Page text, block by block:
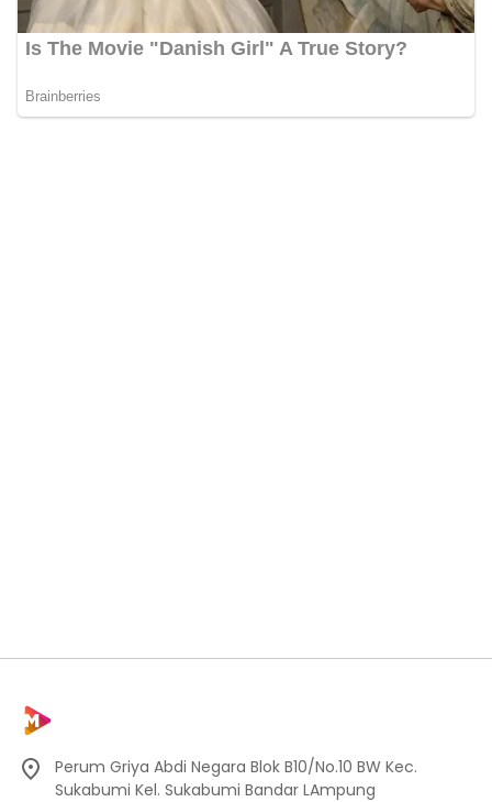
Perum Griya Abdi Negara Blok B10/No.10 BW Kec.
Sukabumi Kel. Sukabumi Bandar LAmpung